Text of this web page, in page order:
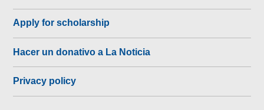
Apply for scholarship
Hacer un donativo a La Noticia
Privacy policy